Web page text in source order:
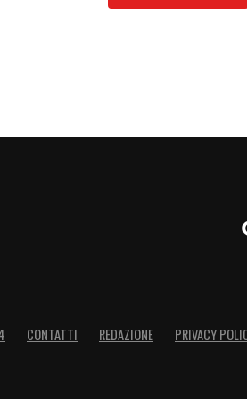
sufficiente quella
CONTATTI REDAZIONE PRIVACY